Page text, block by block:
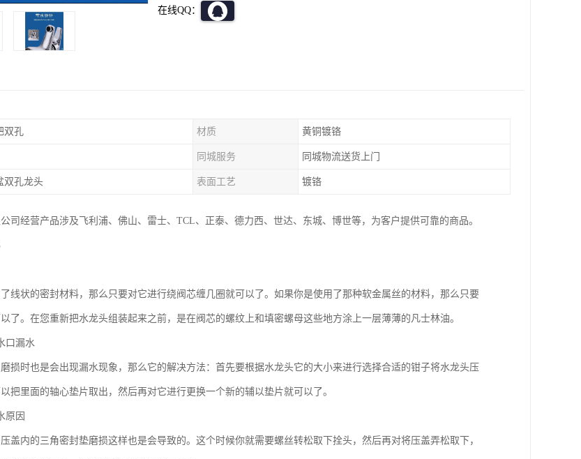
在线QQ：
双孔 材质 黄铜镀铬
同城服务 同城物流送货上门
双孔龙头 表面工艺 镀铬
司经营产品涉及飞利浦、佛山、雷士、TCL、正泰、德力西、世达、东城、博世等，为客户提供可靠的商品。
线状的密封材料，那么只要对它进行绕阀芯缠几圈就可以了。如果你是使用了那种软金属丝的材料，那么只要
了。在您重新把水龙头组装起来之前，是在阀芯的螺纹上和填密螺母这些地方涂上一层薄薄的凡士林油。
口漏水
损时也是会出现漏水现象，那么它的解决方法：首先要根据水龙头它的大小来进行选择合适的钳子将水龙头压
把里面的轴心垫片取出，然后再对它进行更换一个新的辅以垫片就可以了。
原因
盖内的三角密封垫磨损这样也是会导致的。这个时候你就需要螺丝转松取下拴头，然后再对将压盖弄松取下，